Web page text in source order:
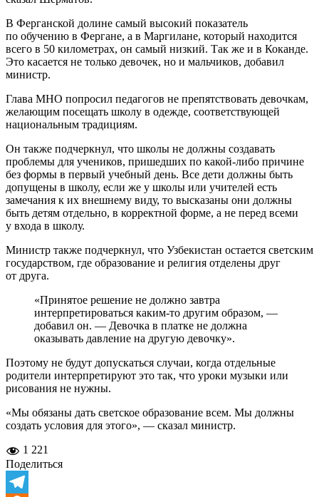
В Ферганской долине самый высокий показатель
по обучению в Фергане, а в Маргилане, который находится
всего в 50 километрах, он самый низкий. Так же и в Коканде.
Это касается не только девочек, но и мальчиков, добавил
министр.
Глава МНО попросил педагогов не препятствовать девочкам,
желающим посещать школу в одежде, соответствующей
национальным традициям.
Он также подчеркнул, что школы не должны создавать
проблемы для учеников, пришедших по какой-либо причине
без формы в первый учебный день. Все дети должны быть
допущены в школу, если же у школы или учителей есть
замечания к их внешнему виду, то высказаны они должны
быть детям отдельно, в корректной форме, а не перед всеми
у входа в школу.
Министр также подчеркнул, что Узбекистан остается светским
государством, где образование и религия отделены друг
от друга.
«Принятое решение не должно завтра
интерпретироваться каким-то другим образом, —
добавил он. — Девочка в платке не должна
оказывать давление на другую девочку».
Поэтому не будут допускаться случаи, когда отдельные
родители интерпретируют это так, что уроки музыки или
рисования не нужны.
«Мы обязаны дать светское образование всем. Мы должны
создать условия для этого», — сказал министр.
1 221
Поделиться